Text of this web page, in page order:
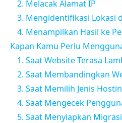
2. Melacak Alamat IP
3. Mengidentifikasi Lokasi
4. Menampilkan Hasil ke
Kapan Kamu Perlu
1. Saat Website Terasa
2. Saat Membandingkan
3. Saat Memilih Jenis
4. Saat Mengecek
5. Saat Menyiapkan